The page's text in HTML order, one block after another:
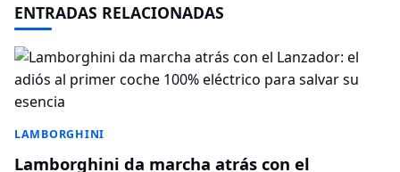
ENTRADAS RELACIONADAS
LAMBORGHINI
Lamborghini da marcha atrás con el